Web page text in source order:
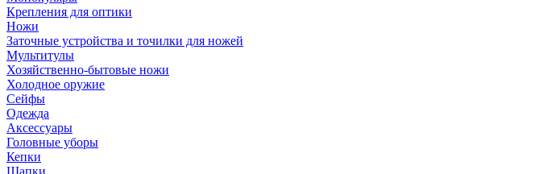
Крепления для оптики
Ножи
Заточные устройства и точилки для ножей
Мультитулы
Хозяйственно-бытовые ножи
Холодное оружие
Сейфы
Одежда
Аксессуары
Головные уборы
Кепки
Шапки